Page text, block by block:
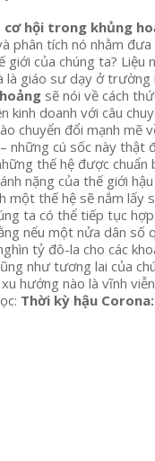
cơ hội trong khủng
phân tích nó nhằm
của chúng ta? Liệu
là giáo sư dạy ở
sẽ nói về cách
kinh doanh với câu
chuyển đổi mạnh mẽ
những cú sốc này
thế hệ được
nặng của thế giới
một thế hệ sẽ nắm
ta có thể tiếp tục
nếu một nửa dân
tỷ đô-la cho các
như tương lai của
hướng nào là vĩnh
Thời kỳ hậu